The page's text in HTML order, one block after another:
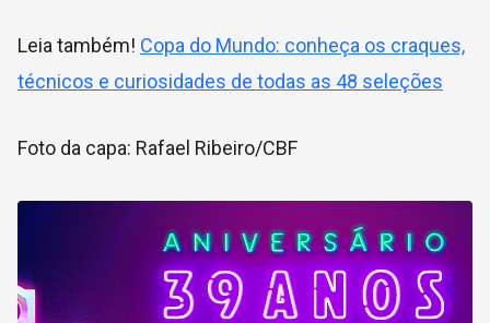
Leia também! Copa do Mundo: conheça os craques,
técnicos e curiosidades de todas as 48 seleções
Foto da capa: Rafael Ribeiro/CBF